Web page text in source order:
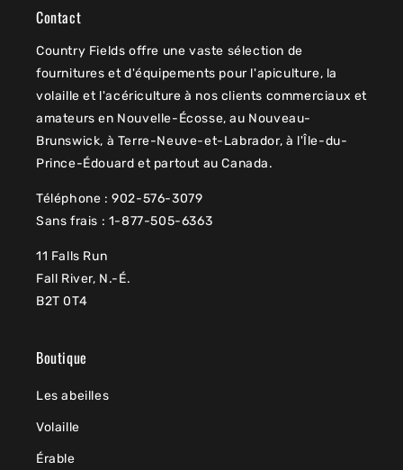
Contact
Country Fields offre une vaste sélection de
fournitures et d'équipements pour l'apiculture, la
volaille et l'acériculture à nos clients commerciaux et
amateurs en Nouvelle-Écosse, au Nouveau-
Brunswick, à Terre-Neuve-et-Labrador, à l'Île-du-
Prince-Édouard et partout au Canada.
Téléphone : 902-576-3079
Sans frais : 1-877-505-6363
11 Falls Run
Fall River, N.-É.
B2T 0T4
Boutique
Les abeilles
Volaille
Érable